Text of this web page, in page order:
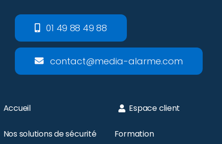
01 49 88 49 88
contact@media-alarme.com
Accueil
Nos solutions de sécurité
Espace client
Formation